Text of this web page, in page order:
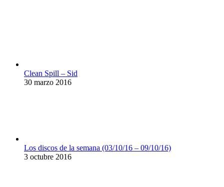
Clean Spill – Sid
30 marzo 2016
Los discos de la semana (03/10/16 – 09/10/16)
3 octubre 2016